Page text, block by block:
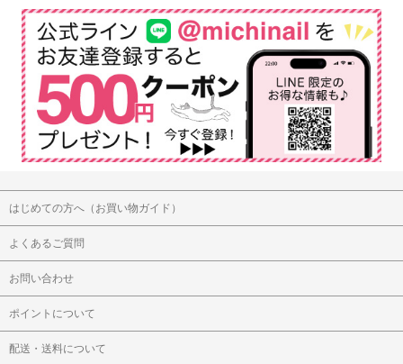
はじめての方へ（お買い物ガイド）
よくあるご質問
お問い合わせ
ポイントについて
配送・送料について